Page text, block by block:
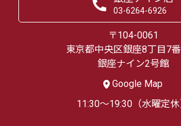
03-6264-6926
〒104-0061
東京都中央区銀座8丁目7
銀座ナイン2号館
Google Map
11:30～19:30（水曜定休